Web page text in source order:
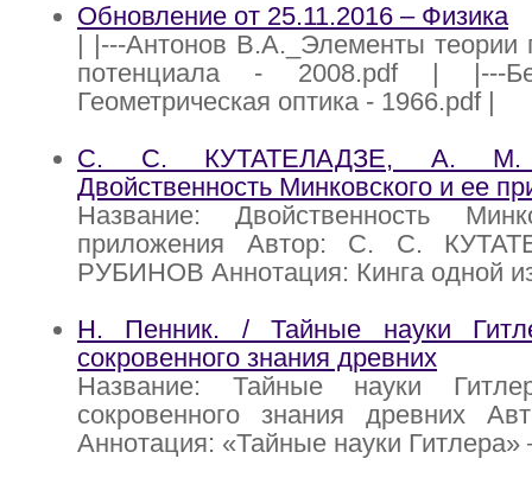
Обновление от 25.11.2016 – Физика
| |---Антонов В.А._Элементы теории
потенциала - 2008.pdf | |---
Геометрическая оптика - 1966.pdf |
С. С. КУТАТЕЛАДЗЕ, А.
Двойственность Минковского и ее
Название: Двойственность
приложения Автор: С. С.
РУБИНОВ Аннотация: Кинга одной
Н. Пенник. / Тайные науки
сокровенного знания древних
Название: Тайные науки
сокровенного знания древних
Аннотация: «Тайные науки